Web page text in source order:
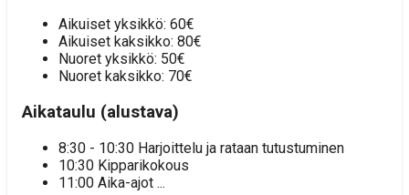
Aikuiset yksikkö: 60€
Aikuiset kaksikko: 80€
Nuoret yksikkö: 50€
Nuoret kaksikko: 70€
Aikataulu (alustava)
8:30 - 10:30 Harjoittelu ja rataan tutustuminen
10:30 Kipparikokous
11:00 Aika-ajot ...